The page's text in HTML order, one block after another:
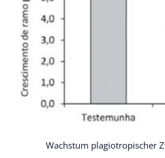
Wachstum plagiotropischer